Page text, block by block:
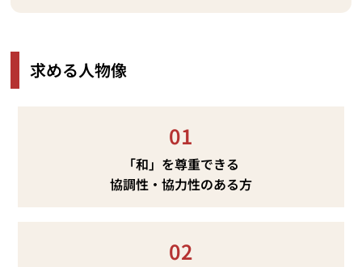
求める人物像
01
「和」を尊重できる
協調性・協力性のある方
02